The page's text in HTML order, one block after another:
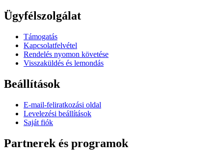
Ügyfélszolgálat
Támogatás
Kapcsolatfelvétel
Rendelés nyomon követése
Visszaküldés és lemondás
Beállítások
E-mail-feliratkozási oldal
Levelezési beállítások
Saját fiók
Partnerek és programok